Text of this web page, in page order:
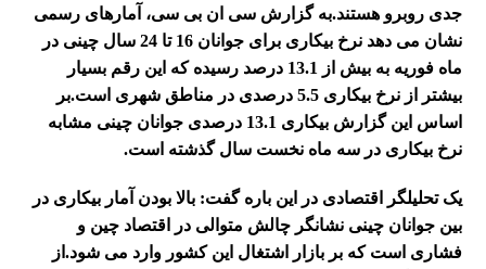
جدی روبرو هستند.به گزارش سی ان بی سی، آمارهای رسمی
نشان می دهد نرخ بیکاری برای جوانان 16 تا 24 سال چینی در
ماه فوریه به بیش از 13.1 درصد رسیده که این رقم بسیار
بیشتر از نرخ بیکاری 5.5 درصدی در مناطق شهری است.
بر
اساس این گزارش بیکاری 13.1 درصدی جوانان چینی مشابه
نرخ بیکاری در سه ماه نخست سال گذشته است.
یک تحلیلگر اقتصادی در این باره گفت: بالا بودن آمار بیکاری در
بین جوانان چینی نشانگر چالش متوالی در اقتصاد چین و
فشاری است که بر بازار اشتغال این کشور وارد می شود. از